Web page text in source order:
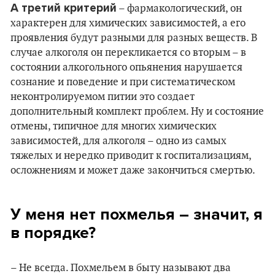
А третий критерий – фармакологический, он
характерен для химических зависимостей, а его
проявления будут разными для разных веществ. В
случае алкоголя он перекликается со вторым – в
состоянии алкогольного опьянения нарушается
сознание и поведение и при систематическом
неконтролируемом питии это создает
дополнительный комплект проблем. Ну и состояние
отмены, типичное для многих химических
зависимостей, для алкоголя – одно из самых
тяжелых и нередко приводит к госпитализациям,
осложнениям и может даже закончиться смертью.
У меня нет похмелья – значит, я
в порядке?
– Не всегда. Похмельем в быту называют два